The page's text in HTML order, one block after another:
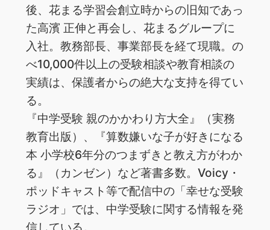
後、花まる学習会創立時からの旧知であっ
た高濱 正伸と再会し、花まるグループに
入社。教務部長、事業部長を経て現職。の
べ10,000件以上の受験相談や教育相談の
実績は、保護者からの絶大な支持を得てい
る。
『中学受験 親のかかわり方大全』（実務
教育出版）、『算数嫌いな子が好きになる
本 小学校6年分のつまずきと教え方がわか
る』（カンゼン）など著書多数。Voicy・
ポッドキャスト等で配信中の「幸せな受験
ラジオ」では、中学受験に関する情報を発
信している。